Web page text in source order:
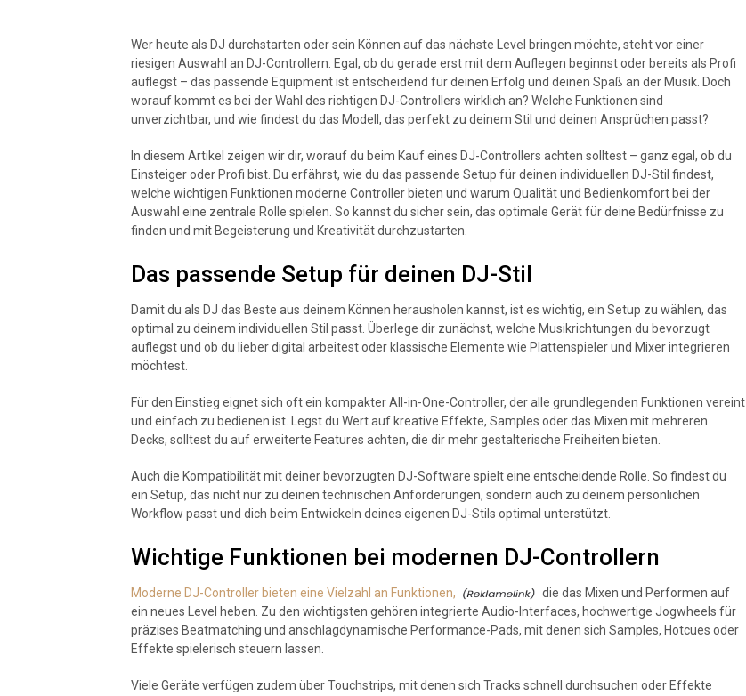
Wer heute als DJ durchstarten oder sein Können auf das nächste Level bringen möchte, steht vor einer
riesigen Auswahl an DJ-Controllern. Egal, ob du gerade erst mit dem Auflegen beginnst oder bereits als Profi
auflegst – das passende Equipment ist entscheidend für deinen Erfolg und deinen Spaß an der Musik. Doch
worauf kommt es bei der Wahl des richtigen DJ-Controllers wirklich an? Welche Funktionen sind
unverzichtbar, und wie findest du das Modell, das perfekt zu deinem Stil und deinen Ansprüchen passt?
In diesem Artikel zeigen wir dir, worauf du beim Kauf eines DJ-Controllers achten solltest – ganz egal, ob du
Einsteiger oder Profi bist. Du erfährst, wie du das passende Setup für deinen individuellen DJ-Stil findest,
welche wichtigen Funktionen moderne Controller bieten und warum Qualität und Bedienkomfort bei der
Auswahl eine zentrale Rolle spielen. So kannst du sicher sein, das optimale Gerät für deine Bedürfnisse zu
finden und mit Begeisterung und Kreativität durchzustarten.
Das passende Setup für deinen DJ-Stil
Damit du als DJ das Beste aus deinem Können herausholen kannst, ist es wichtig, ein Setup zu wählen, das
optimal zu deinem individuellen Stil passt. Überlege dir zunächst, welche Musikrichtungen du bevorzugt
auflegst und ob du lieber digital arbeitest oder klassische Elemente wie Plattenspieler und Mixer integrieren
möchtest.
Für den Einstieg eignet sich oft ein kompakter All-in-One-Controller, der alle grundlegenden Funktionen vereint
und einfach zu bedienen ist. Legst du Wert auf kreative Effekte, Samples oder das Mixen mit mehreren
Decks, solltest du auf erweiterte Features achten, die dir mehr gestalterische Freiheiten bieten.
Auch die Kompatibilität mit deiner bevorzugten DJ-Software spielt eine entscheidende Rolle. So findest du
ein Setup, das nicht nur zu deinen technischen Anforderungen, sondern auch zu deinem persönlichen
Workflow passt und dich beim Entwickeln deines eigenen DJ-Stils optimal unterstützt.
Wichtige Funktionen bei modernen DJ-Controllern
Moderne DJ-Controller bieten eine Vielzahl an Funktionen,
die das Mixen und Performen auf
ein neues Level heben. Zu den wichtigsten gehören integrierte Audio-Interfaces, hochwertige Jogwheels für
präzises Beatmatching und anschlagdynamische Performance-Pads, mit denen sich Samples, Hotcues oder
Effekte spielerisch steuern lassen.
Viele Geräte verfügen zudem über Touchstrips, mit denen sich Tracks schnell durchsuchen oder Effekte